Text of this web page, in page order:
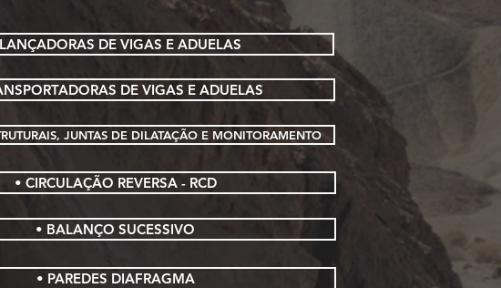
DE VIGAS E ADUELAS
DE VIGAS E ADUELAS
JUNTAS DE DILATAÇÃO E MONITORAMENTO
• CIRCULAÇÃO REVERSA - RCD
• BALANÇO SUCESSIVO
• PAREDES DIAFRAGMA